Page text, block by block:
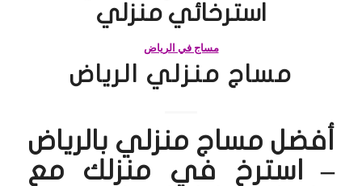
استرخائي منزلي
مساج في الرياض
مساج منزلي الرياض
أفضل مساج منزلي بالرياض
– استرخِ في منزلك مع